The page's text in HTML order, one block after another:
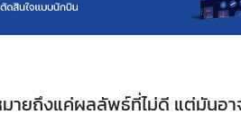
ยถึงแค่ผลลัพธ์ที่ไม่ดี แต่มันอา